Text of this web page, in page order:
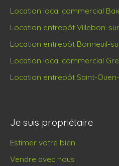
Location local commercial
Location entrepôt Villebon-
Location entrepôt Bonneuil-
Location local commercial
Location entrepôt Saint-
Je suis propriétaire
Estimer votre bien
Vendre avec nous